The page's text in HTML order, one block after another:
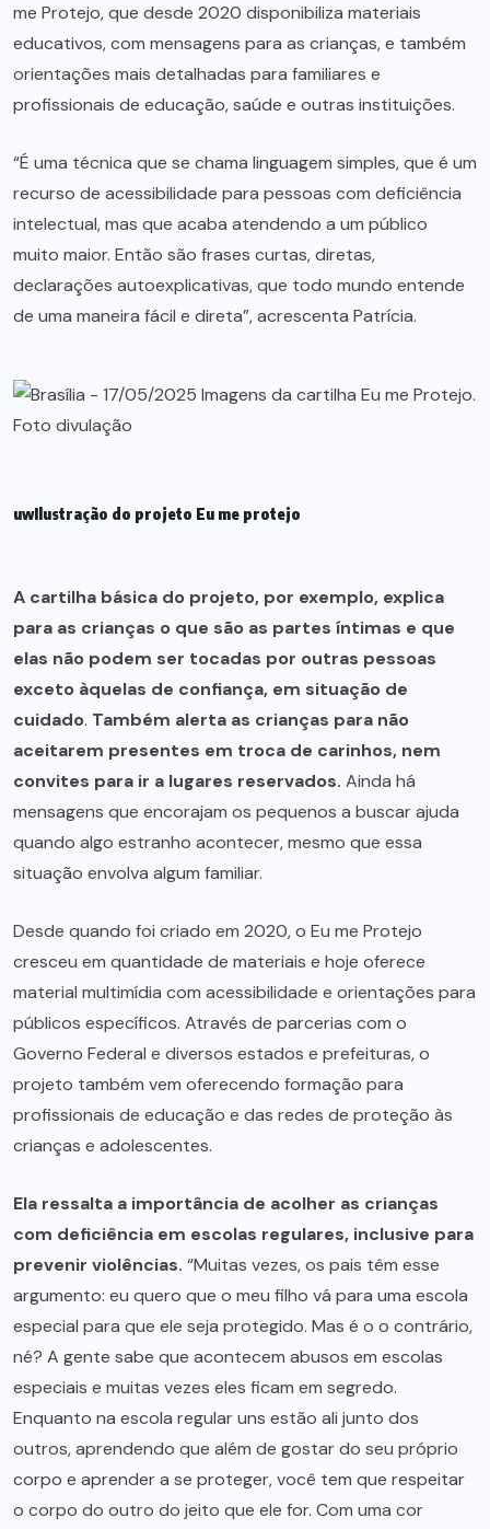
me Protejo, que desde 2020 disponibiliza materiais
educativos, com mensagens para as crianças, e também
orientações mais detalhadas para familiares e
profissionais de educação, saúde e outras instituições.
“É uma técnica que se chama linguagem simples, que é um
recurso de acessibilidade para pessoas com deficiência
intelectual, mas que acaba atendendo a um público
muito maior. Então são frases curtas, diretas,
declarações autoexplicativas, que todo mundo entende
de uma maneira fácil e direta”, acrescenta Patrícia.
uwIlustração do projeto Eu me protejo
A cartilha básica do projeto, por exemplo, explica
para as crianças o que são as partes íntimas e que
elas não podem ser tocadas por outras pessoas
exceto àquelas de confiança, em situação de
cuidado. Também alerta as crianças para não
aceitarem presentes em troca de carinhos, nem
convites para ir a lugares reservados. Ainda há
mensagens que encorajam os pequenos a buscar ajuda
quando algo estranho acontecer, mesmo que essa
situação envolva algum familiar.
Desde quando foi criado em 2020, o Eu me Protejo
cresceu em quantidade de materiais e hoje oferece
material multimídia com acessibilidade e orientações para
públicos específicos. Através de parcerias com o
Governo Federal e diversos estados e prefeituras, o
projeto também vem oferecendo formação para
profissionais de educação e das redes de proteção às
crianças e adolescentes.
Ela ressalta a importância de acolher as crianças
com deficiência em escolas regulares, inclusive para
prevenir violências. “Muitas vezes, os pais têm esse
argumento: eu quero que o meu filho vá para uma escola
especial para que ele seja protegido. Mas é o o contrário,
né? A gente sabe que acontecem abusos em escolas
especiais e muitas vezes eles ficam em segredo.
Enquanto na escola regular uns estão ali junto dos
outros, aprendendo que além de gostar do seu próprio
corpo e aprender a se proteger, você tem que respeitar
o corpo do outro do jeito que ele for. Com uma cor